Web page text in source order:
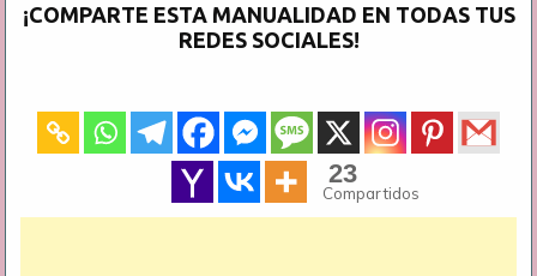
¡COMPARTE ESTA MANUALIDAD EN TODAS TUS
REDES SOCIALES!
23
Compartidos